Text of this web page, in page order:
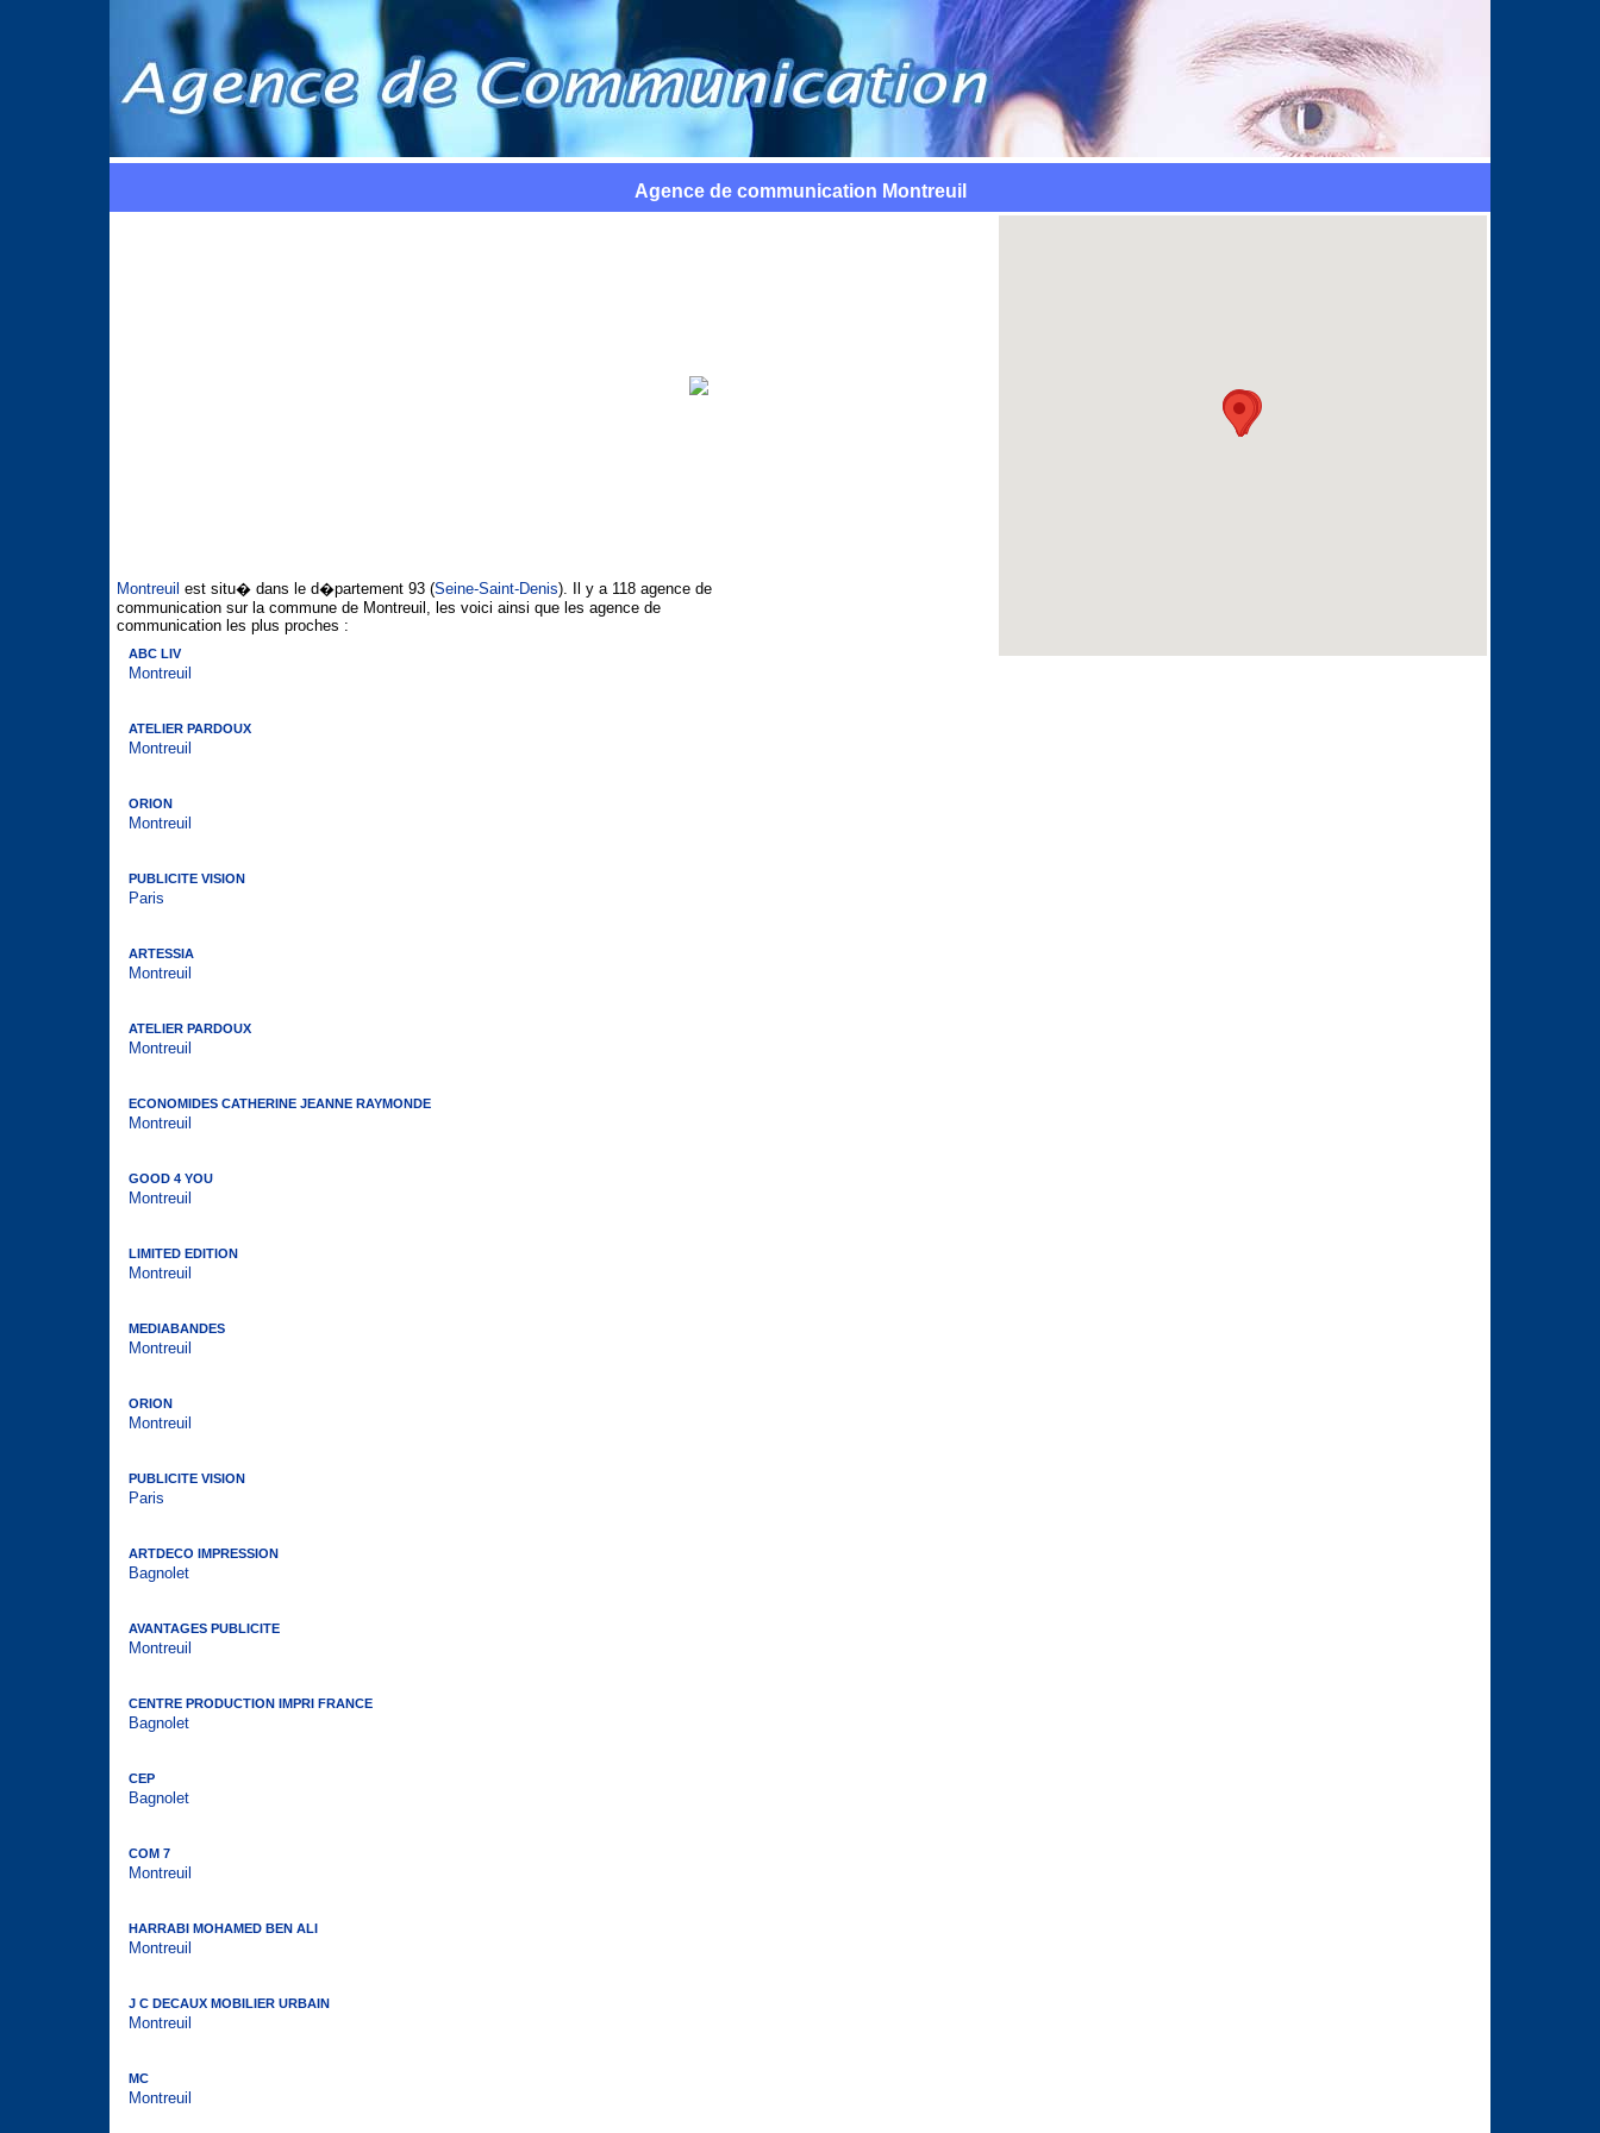
Agence de communication Montreuil
Montreuil est situ� dans le d�partement 93 (Seine-Saint-Denis). Il y a 118 agence de
communication sur la commune de Montreuil, les voici ainsi que les agence de
communication les plus proches :
ABC LIV
Montreuil
ATELIER PARDOUX
Montreuil
ORION
Montreuil
PUBLICITE VISION
Paris
ARTESSIA
Montreuil
ATELIER PARDOUX
Montreuil
ECONOMIDES CATHERINE JEANNE RAYMONDE
Montreuil
GOOD 4 YOU
Montreuil
LIMITED EDITION
Montreuil
MEDIABANDES
Montreuil
ORION
Montreuil
PUBLICITE VISION
Paris
ARTDECO IMPRESSION
Bagnolet
AVANTAGES PUBLICITE
Montreuil
CENTRE PRODUCTION IMPRI FRANCE
Bagnolet
CEP
Bagnolet
COM 7
Montreuil
HARRABI MOHAMED BEN ALI
Montreuil
J C DECAUX MOBILIER URBAIN
Montreuil
MC
Montreuil